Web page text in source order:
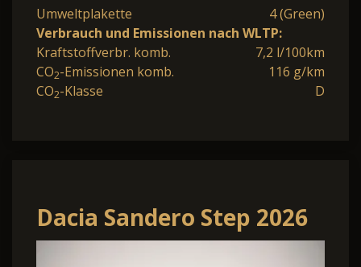
Umweltplakette
4 (Green)
Verbrauch und Emissionen nach WLTP:
Kraftstoffverbr. komb.
7,2 l/100km
CO2-Emissionen komb.
116 g/km
CO2-Klasse D
Dacia Sandero Step 2026
Expression TCe110 Winter